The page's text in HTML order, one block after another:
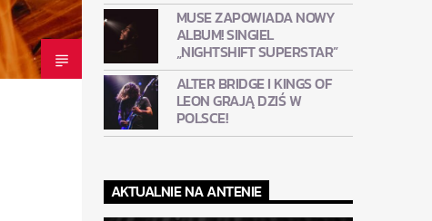
MUSE ZAPOWIADA NOWY
ALBUM! SINGIEL
„NIGHTSHIFT SUPERSTAR”
ALTER BRIDGE I KINGS OF
LEON GRAJĄ DZIŚ W
POLSCE!
AKTUALNIE NA ANTENIE